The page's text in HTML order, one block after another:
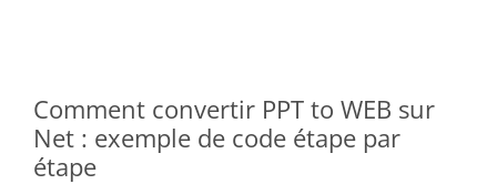
Comment convertir PPT to WEB sur
Net : exemple de code étape par
étape